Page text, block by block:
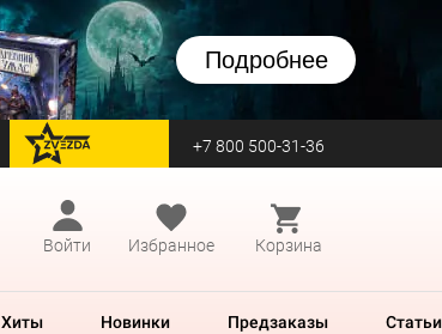
Подробнее
перейти на Zvezda +7 800 500-31-36
Войти
Избранное Корзина
Хиты Новинки Предзаказы Статьи